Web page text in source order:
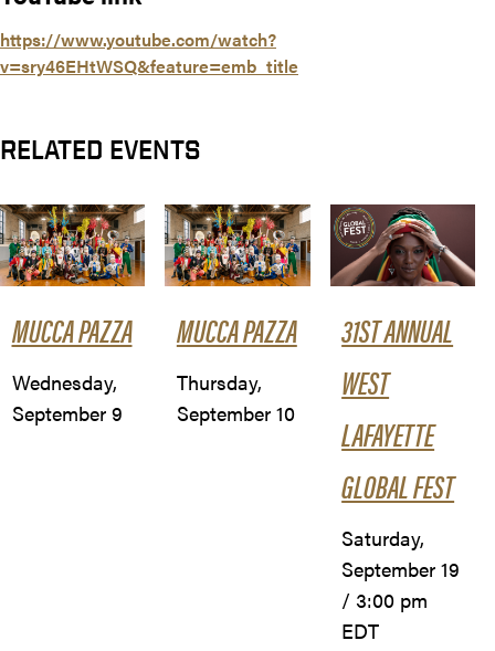
https://www.youtube.com/watch?
v=sry46EHtWSQ&feature=emb_title
RELATED EVENTS
MUCCA PAZZA
Wednesday,
September 9
MUCCA PAZZA
Thursday,
September 10
31ST ANNUAL
WEST
LAFAYETTE
GLOBAL FEST
Saturday,
September 19
/ 3:00 pm
EDT